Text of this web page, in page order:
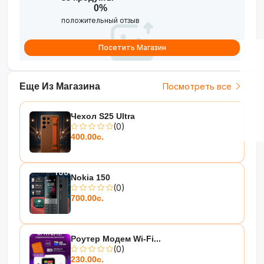
Официальная гарантия 1 год
зарегистрирован производителем
Еще Из Магазина Посмотреть все
Чехол S25 Ultra
(0)
400.00с.
Nokia 150
(0)
700.00с.
Роутер Модем Wi-Fi...
(0)
230.00с.
0%
положительный отзыв
Посетить Магазин